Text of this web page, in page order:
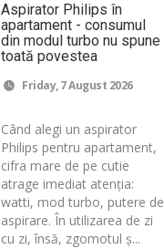
Aspirator Philips în
apartament - consumul
din modul turbo nu spune
toată povestea
Friday, 7 August 2026
Când alegi un aspirator
Philips pentru apartament,
cifra mare de pe cutie
atrage imediat atenția:
watti, mod turbo, putere de
aspirare. În utilizarea de zi
cu zi, însă, zgomotul ș...